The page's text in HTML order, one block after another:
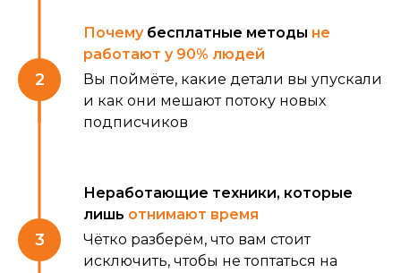
Почемубесплатные методы не
работают у 90% людей
Вы поймёте, какие детали вы упускали
и как они мешают потоку новых
подписчиков
Неработающие техники, которые
лишь отнимают время
Чётко разберём, что вам стоит
исключить, чтобы не топтаться на